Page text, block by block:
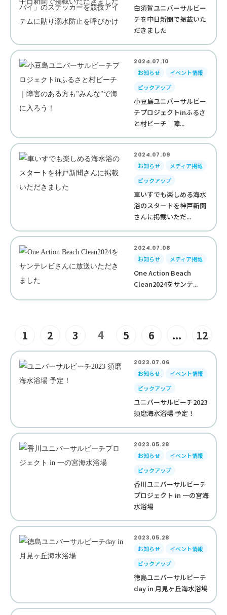
白須賀ユニバーサルビー
チを中日新聞で掲載いた
だきました
2024.07.10
お知らせ
イベント情報
ピックアップ
小豆島ユニバーサルビー
チプロジェクトinふるさ
と村ビーチ｜障...
2024.07.09
お知らせ
メディア掲載
ピックアップ
車いすでも楽しめる海水
浴のスタートを神戸新聞
さんに掲載いただ...
2024.07.08
お知らせ
メディア掲載
One Action Beach
Clean2024をサンテ...
1 2 3 4 5 6 ... 12
2023.07.06
お知らせ
イベント情報
ピックアップ
ユニバーサルビーチ2023
須磨海水浴場 予定！
2023.05.28
お知らせ
イベント情報
ピックアップ
香川ユニバーサルビーチ
プロジェクト in 一の宮海
水浴場
2023.05.28
お知らせ
イベント情報
ピックアップ
徳島ユニバーサルビーチ
day in 月見ヶ丘海水浴場